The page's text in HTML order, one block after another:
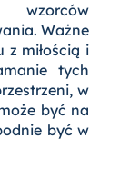
wzorców
Ważne
z miłością i
tych
w
być na
być w